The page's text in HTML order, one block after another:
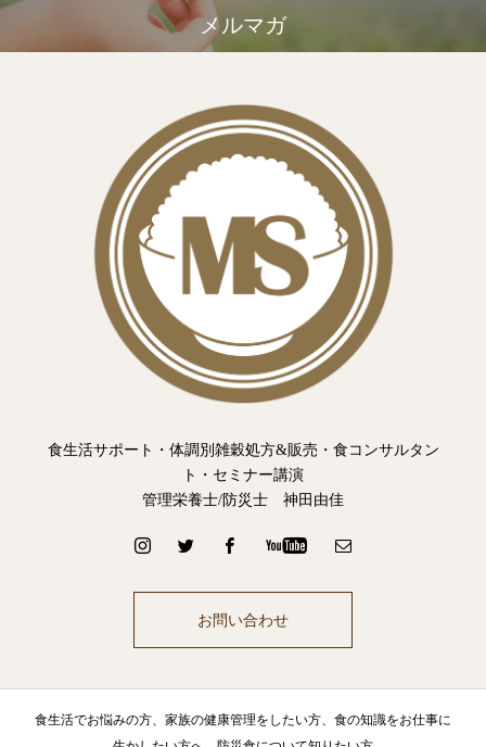
メルマガ
食生活サポート・体調別雑穀処方&販売・食コンサルタン
ト・セミナー講演
管理栄養士/防災士 神田由佳
お問い合わせ
食生活でお悩みの方、家族の健康管理をしたい方、食の知識をお仕事に